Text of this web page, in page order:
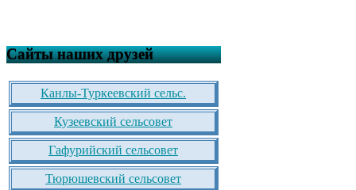
Сайты наших друзей
Канлы-Туркеевский сельс.
Кузеевский сельсовет
Гафурийский сельсовет
Тюрюшевский сельсовет